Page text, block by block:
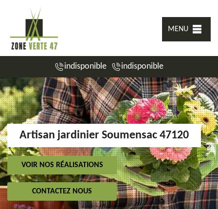
MENU
indisponible indisponible
Artisan jardinier Soumensac 47120
VOIR NOS RÉALISATIONS
CONTACTEZ NOUS